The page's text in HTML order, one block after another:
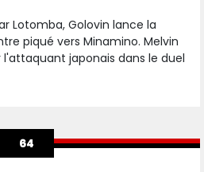
Lotomba, Golovin lance la
piqué vers Minamino. Melvin
l'attaquant japonais dans le duel
64